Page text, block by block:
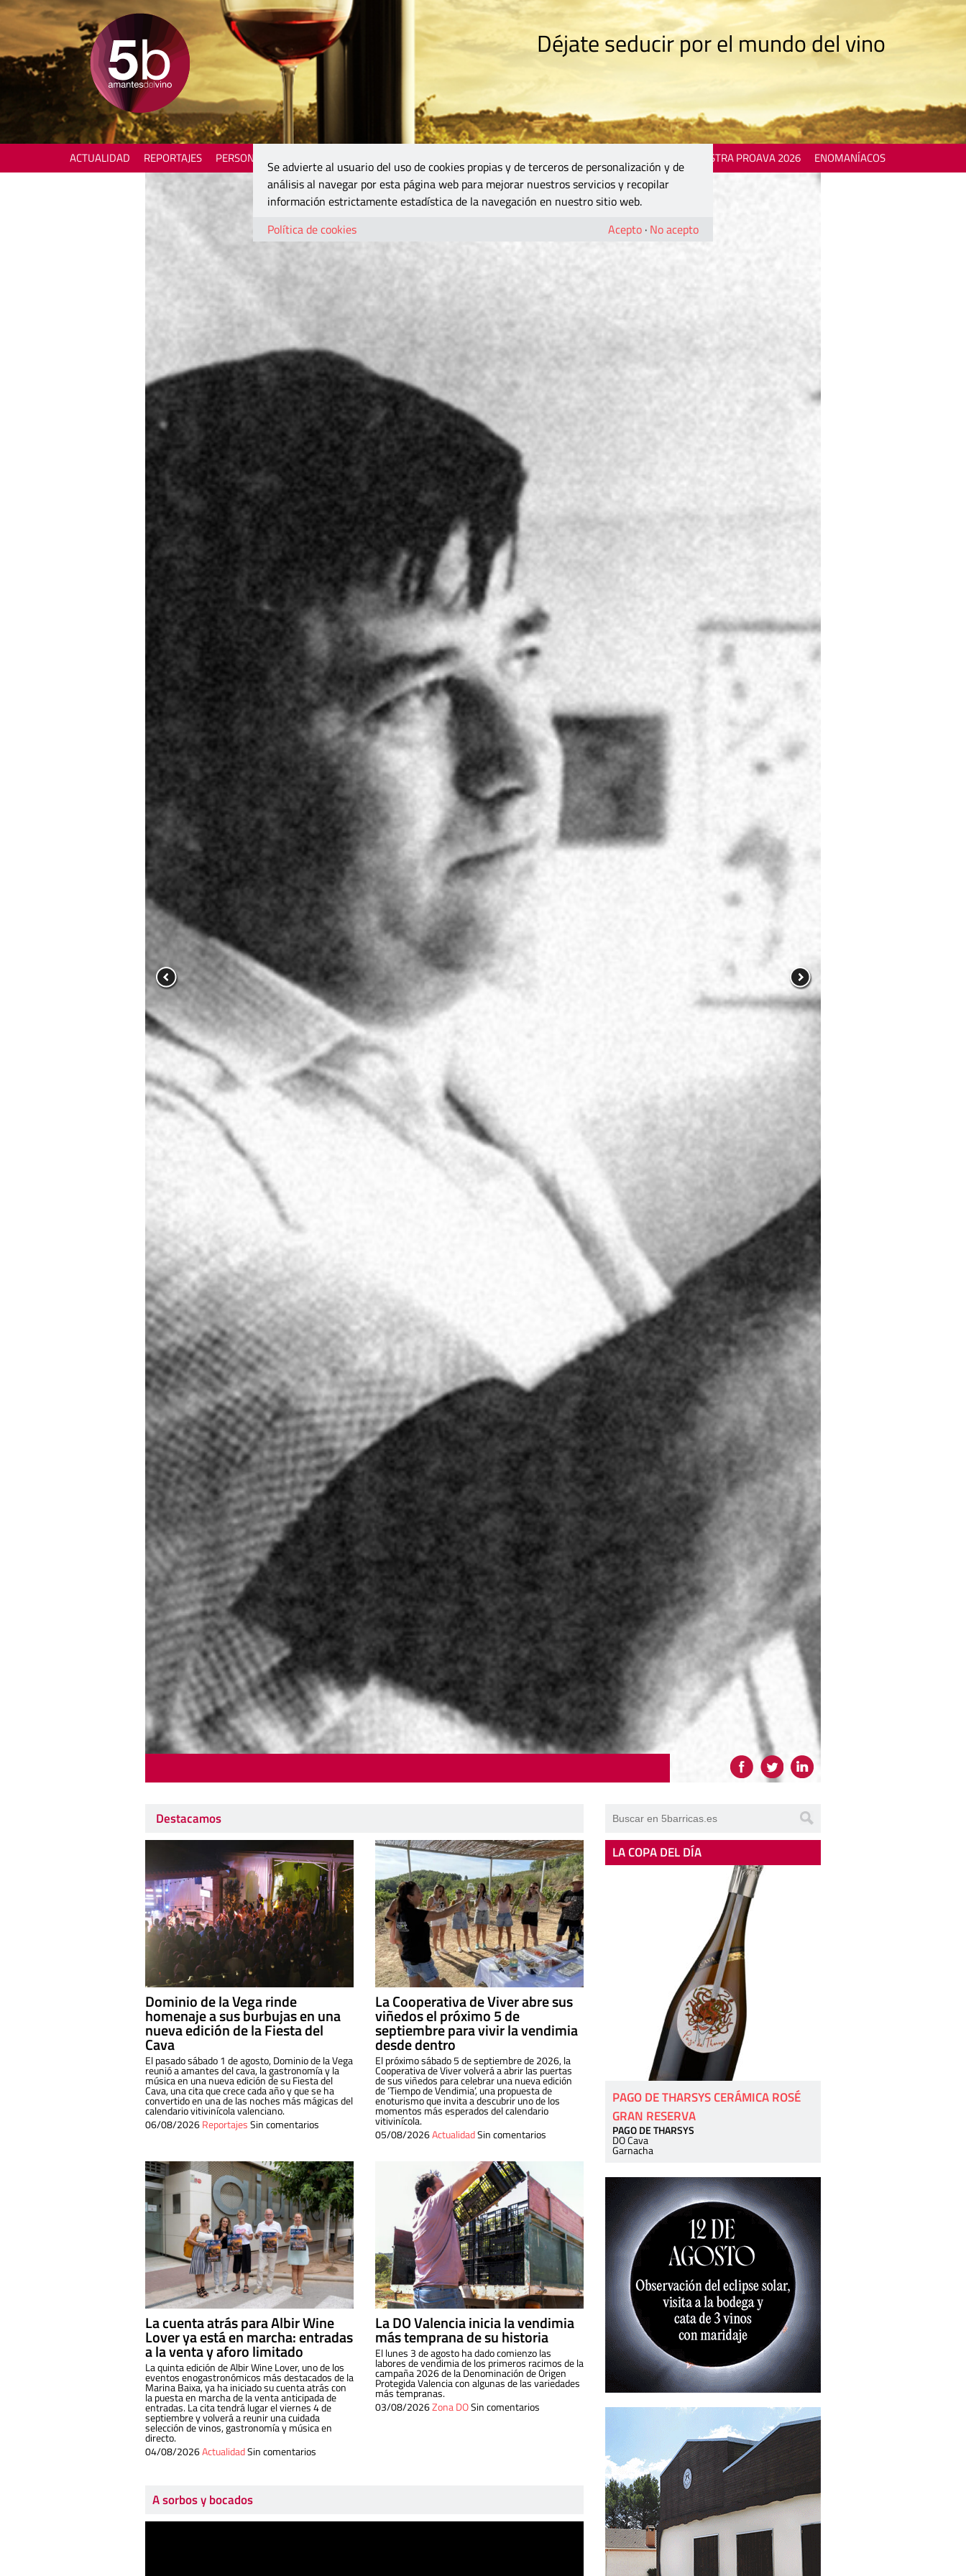
Déjate seducir por el mundo del vino
ACTUALIDAD REPORTAJES PERSONAJES MOSTRA PROAVA 2026 ENOMANÍACOS
Destacamos
Dominio de la Vega rinde
homenaje a sus burbujas en una
nueva edición de la Fiesta del
Cava
El pasado sábado 1 de agosto, Dominio de la Vega
reunió a amantes del cava, la gastronomía y la
música en una nueva edición de su Fiesta del
Cava, una cita que crece cada año y que se ha
convertido en una de las noches más mágicas del
calendario vitivinícola valenciano.
06/08/2026ReportajesSin comentarios
La Cooperativa de Viver abre sus
viñedos el próximo 5 de
septiembre para vivir la vendimia
desde dentro
El próximo sábado 5 de septiembre de 2026, la
Cooperativa de Viver volverá a abrir las puertas
de sus viñedos para celebrar una nueva edición
de ‘Tiempo de Vendimia’, una propuesta de
enoturismo que invita a descubrir uno de los
momentos más esperados del calendario
vitivinícola.
05/08/2026ActualidadSin comentarios
La cuenta atrás para Albir Wine
Lover ya está en marcha: entradas
a la venta y aforo limitado
La quinta edición de Albir Wine Lover, uno de los
eventos enogastronómicos más destacados de la
Marina Baixa, ya ha iniciado su cuenta atrás con
la puesta en marcha de la venta anticipada de
entradas. La cita tendrá lugar el viernes 4 de
septiembre y volverá a reunir una cuidada
selección de vinos, gastronomía y música en
directo.
04/08/2026ActualidadSin comentarios
La DO Valencia inicia la vendimia
más temprana de su historia
El lunes 3 de agosto ha dado comienzo las
labores de vendimia de los primeros racimos de la
campaña 2026 de la Denominación de Origen
Protegida Valencia con algunas de las variedades
más tempranas.
03/08/2026Zona DOSin comentarios
A sorbos y bocados
LA COPA DEL DÍA
PAGO DE THARSYS CERÁMICA ROSÉ
GRAN RESERVA
PAGO DE THARSYS
DO Cava
Garnacha
Se advierte al usuario del uso de cookies propias y de terceros de personalización y de
análisis al navegar por esta página web para mejorar nuestros servicios y recopilar
información estrictamente estadística de la navegación en nuestro sitio web.
Política de cookies
Acepto · No acepto